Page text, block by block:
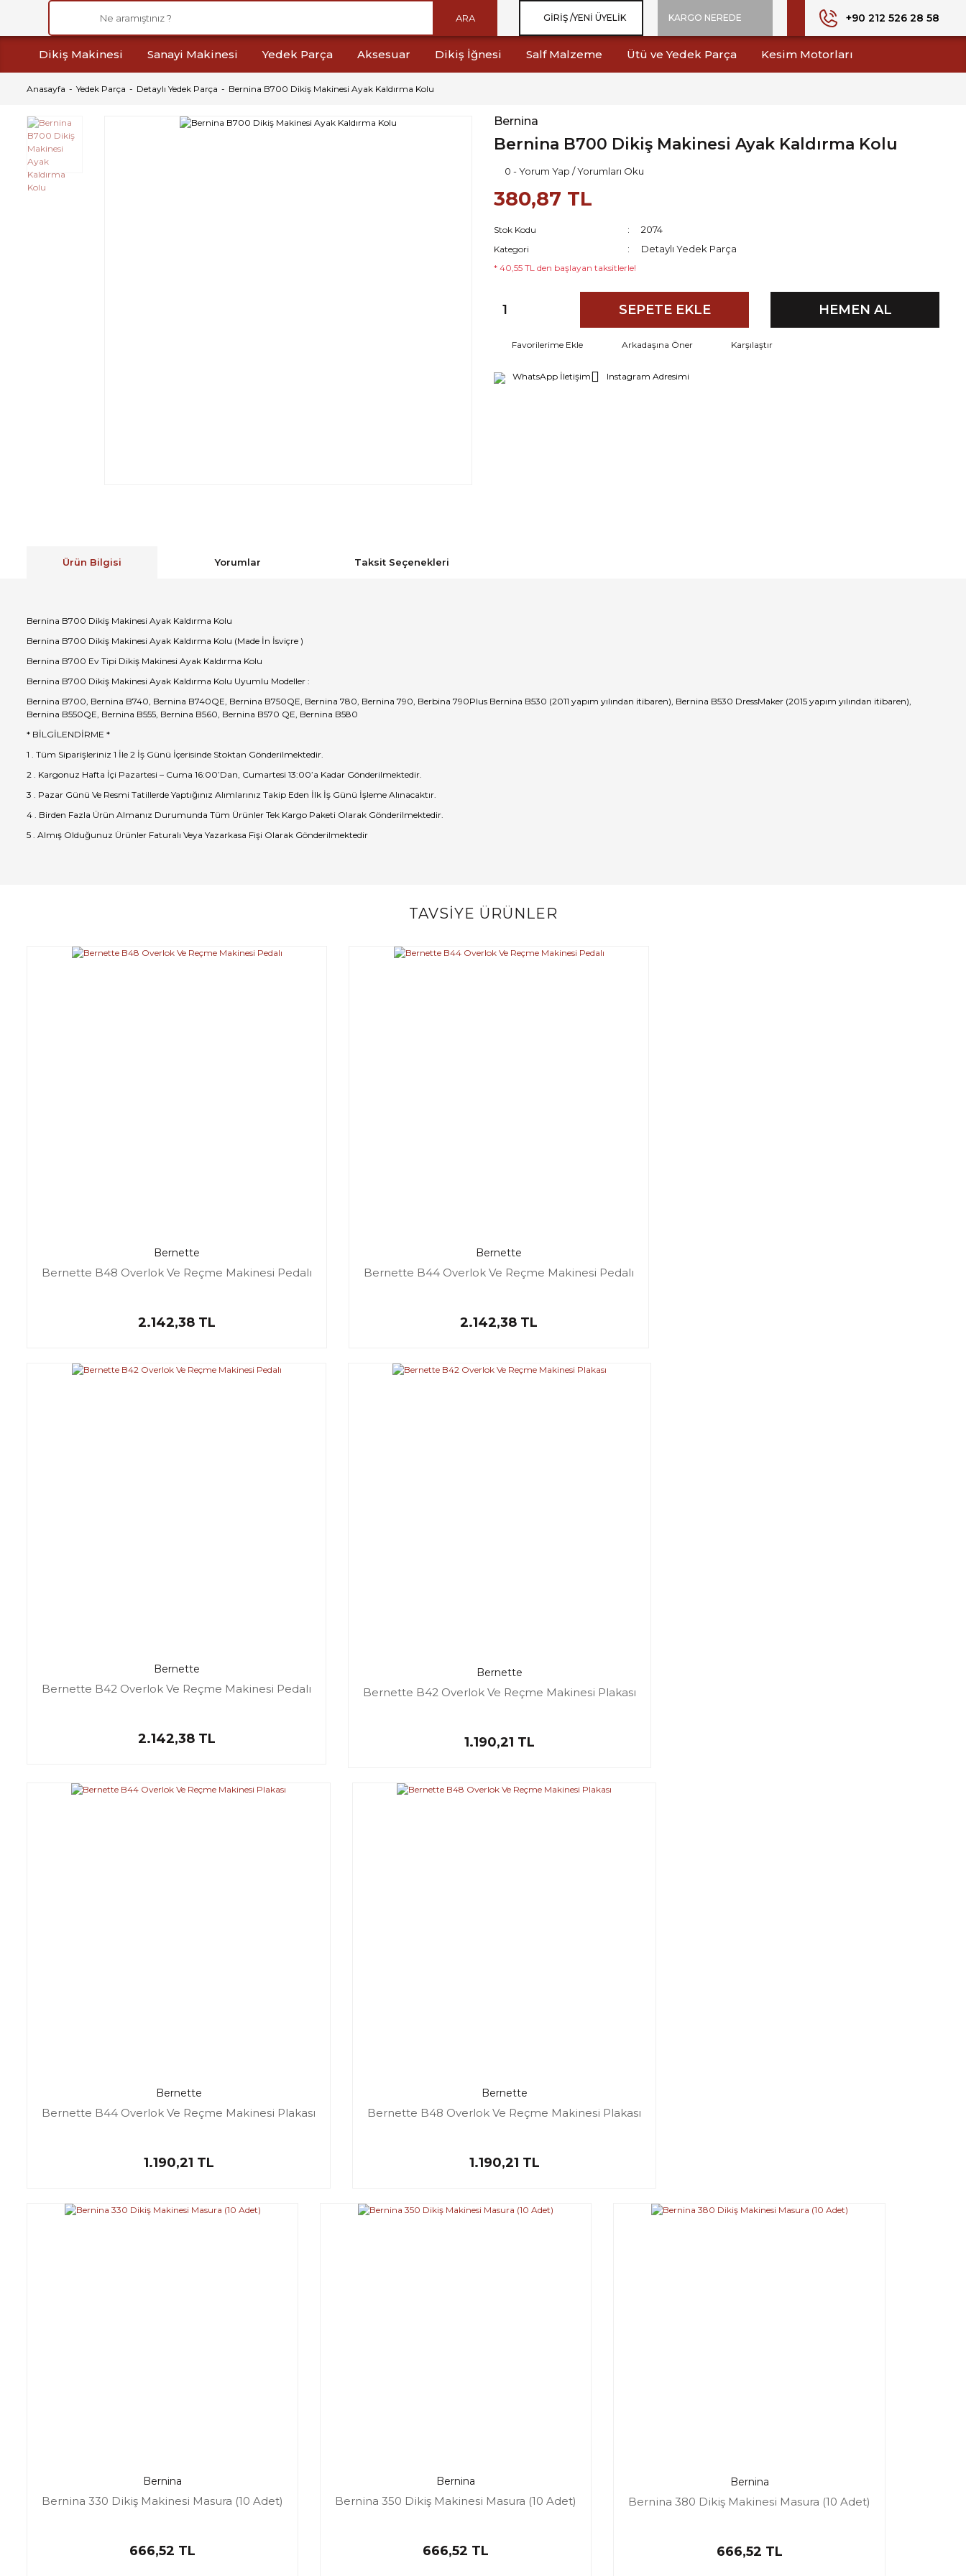
ARA GIRIŞ /YENI ÜYELIK KARGO NEREDE +90 212 526 28 58
Dikiş Makinesi Sanayi Makinesi Yedek Parça Aksesuar Dikiş İğnesi Salf Malzeme Ütü ve Yedek Parça Kesim Motorları
Anasayfa Yedek Parça Detaylı Yedek Parça Bernina B700 Dikiş Makinesi Ayak Kaldırma Kolu
Bernina
Bernina B700 Dikiş Makinesi Ayak Kaldırma Kolu
0 - Yorum Yap / Yorumları Oku
380,87 TL
Stok Kodu 2074
Kategori Detaylı Yedek Parça
* 40,55 TL den başlayan taksitlerle!
SEPETE EKLE HEMEN AL
Arkadaşına Öner Karşılaştır
WhatsApp İletişim Instagram Adresimi
Ürün Bilgisi Yorumlar Taksit Seçenekleri
Bernina B700 Dikiş Makinesi Ayak Kaldırma Kolu
Bernina B700 Dikiş Makinesi Ayak Kaldırma Kolu (Made İn İsviçre )
Bernina B700 Ev Tipi Dikiş Makinesi Ayak Kaldırma Kolu
Bernina B700 Dikiş Makinesi Ayak Kaldırma Kolu Uyumlu Modeller :
Bernina B700, Bernina B740, Bernina B740QE, Bernina B750QE, Bernina 780, Bernina 790, Berbina 790Plus Bernina B530 (2011 yapım yılından itibaren), Bernina B530 DressMaker (2015 yapım yılından itibaren),
Bernina B550QE, Bernina B555, Bernina B560, Bernina B570 QE, Bernina B580
* BİLGİLENDİRME *
1 . Tüm Siparişleriniz 1 İle 2 İş Günü İçerisinde Stoktan Gönderilmektedir.
2 . Kargonuz Hafta İçi Pazartesi – Cuma 16:00’Dan, Cumartesi 13:00’a Kadar Gönderilmektedir.
3 . Pazar Günü Ve Resmi Tatillerde Yaptığınız Alımlarınız Takip Eden İlk İş Günü İşleme Alınacaktır.
4 . Birden Fazla Ürün Almanız Durumunda Tüm Ürünler Tek Kargo Paketi Olarak Gönderilmektedir.
5 . Almış Olduğunuz Ürünler Faturalı Veya Yazarkasa Fişi Olarak Gönderilmektedir
Bu ürüne ilk yorumu siz yapın!
TAVSİYE ÜRÜNLER
Bernette
Bernette B48 Overlok Ve Reçme Makinesi Pedalı
2.142,38 TL
Bernette
Bernette B44 Overlok Ve Reçme Makinesi Pedalı
2.142,38 TL
Bernette
Bernette B42 Overlok Ve Reçme Makinesi Pedalı
2.142,38 TL
Bernette
Bernette B42 Overlok Ve Reçme Makinesi Plakası
1.190,21 TL
Bernette
Bernette B44 Overlok Ve Reçme Makinesi Plakası
1.190,21 TL
Bernette
Bernette B48 Overlok Ve Reçme Makinesi Plakası
1.190,21 TL
Bernina
Bernina 330 Dikiş Makinesi Masura (10 Adet)
666,52 TL
Bernina
Bernina 350 Dikiş Makinesi Masura (10 Adet)
666,52 TL
Bernina
Bernina 380 Dikiş Makinesi Masura (10 Adet)
666,52 TL